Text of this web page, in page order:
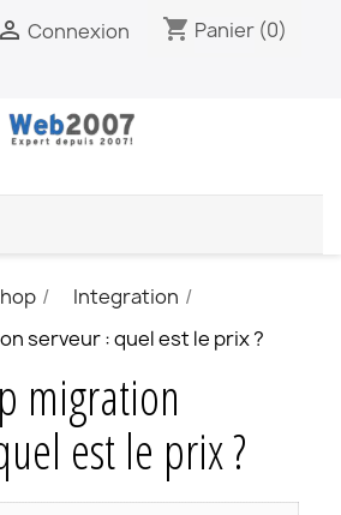
 Connexion shopping_cart Panier (0)
Integration
serveur : quel est le prix ?
migration
est le prix ?